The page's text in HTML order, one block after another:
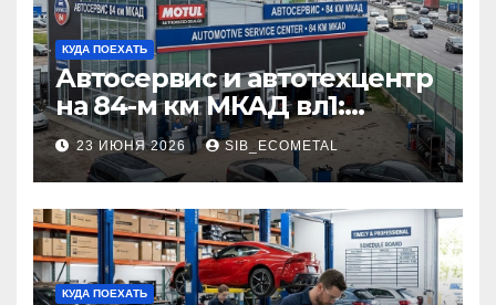
КУДА ПОЕХАТЬ
Автосервис и автотехцентр
на 84-м км МКАД вл1:
описание услуг и режим
работы
23 ИЮНЯ 2026 SIB_ECOMETAL
КУДА ПОЕХАТЬ